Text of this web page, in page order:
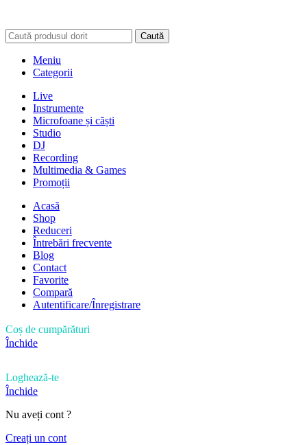
Caută
Meniu
Categorii
Live
Instrumente
Microfoane și căști
Studio
DJ
Recording
Multimedia & Games
Promoții
Acasă
Shop
Reduceri
Întrebări frecvente
Blog
Contact
Favorite
Compară
Autentificare/Înregistrare
Coș de cumpărături
Închide
Loghează-te
Închide
Nu aveți cont ?
Creați un cont